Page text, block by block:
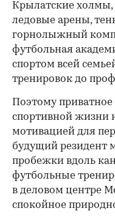
Крылатские холмы,
ледовые арены,
горнолыжный
футбольная
спортом всей
тренировок до
Поэтому
спортивной жизни
мотивацией для
будущий резидент
пробежки вдоль
футбольные
в деловом центре
спокойное